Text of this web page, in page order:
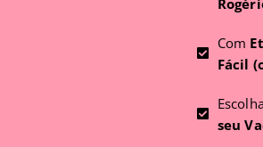
Com
Fácil
seu